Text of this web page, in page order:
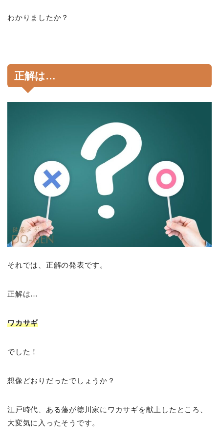
わかりましたか？
正解は…
それでは、正解の発表です。
正解は…
ワカサギ
でした！
想像どおりだったでしょうか？
江戸時代、ある藩が徳川家にワカサギを献上したところ、
大変気に入ったそうです。